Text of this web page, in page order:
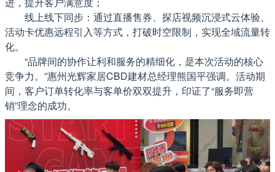
线上线下同步：通过直播售券、探店视频沉浸式云体验、
活动卡优惠远程引入等方式，打破时空限制，实现全域流量转
化。
“品牌间的协作让利和服务的精细化，是本次活动的核心
竞争力。”惠州光辉家居CBD建材总经理熊国平强调。活动期
间，客户订单转化率与客单价双双提升，印证了“服务即营
销”理念的成功。